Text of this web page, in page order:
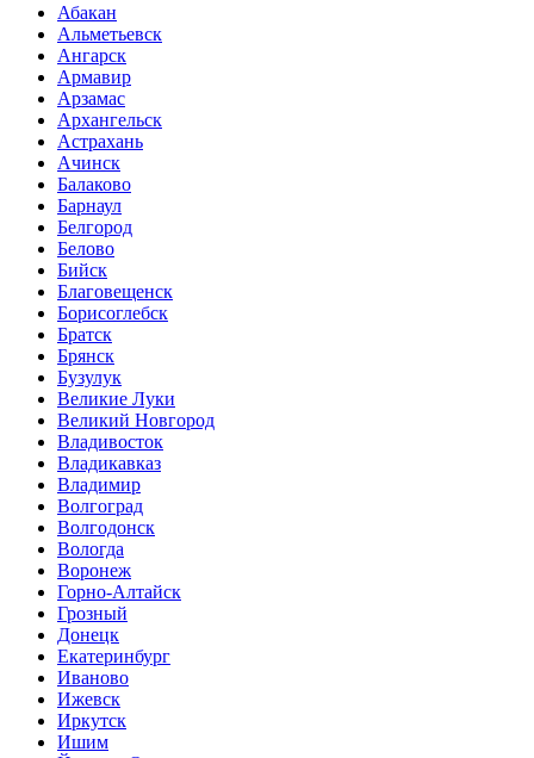
Абакан
Альметьевск
Ангарск
Армавир
Арзамас
Архангельск
Астрахань
Ачинск
Балаково
Барнаул
Белгород
Белово
Бийск
Благовещенск
Борисоглебск
Братск
Брянск
Бузулук
Великие Луки
Великий Новгород
Владивосток
Владикавказ
Владимир
Волгоград
Волгодонск
Вологда
Воронеж
Горно-Алтайск
Грозный
Донецк
Екатеринбург
Иваново
Ижевск
Иркутск
Ишим